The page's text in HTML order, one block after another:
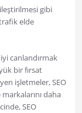
gibi
elde
canlandırmak
bir fırsat
işletmeler, SEO
daha
SEO